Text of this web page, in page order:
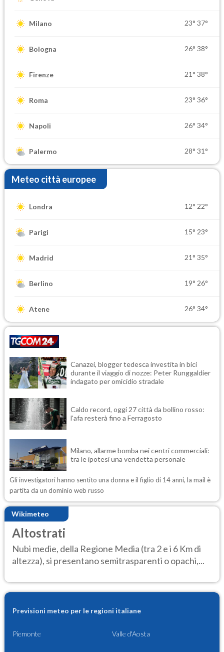
Milano 23° 37°
Bologna 26° 38°
Firenze 21° 38°
Roma 23° 36°
Napoli 26° 34°
Palermo 28° 31°
Meteo città europee
Londra 12° 22°
Parigi 15° 23°
Madrid 21° 35°
Berlino 19° 26°
Atene 26° 34°
Canazei, blogger tedesca investita in bici
durante il viaggio di nozze: Peter Runggaldier
indagato per omicidio stradale
Caldo record, oggi 27 città da bollino rosso:
l'afa resterà fino a Ferragosto
Milano, allarme bomba nei centri commerciali:
tra le ipotesi una vendetta personale
Gli investigatori hanno sentito una donna e il figlio di 14 anni, la mail è
partita da un dominio web russo
Wikimeteo
Altostrati
Nubi medie, della Regione Media (tra 2 e i 6 Km di
altezza), si presentano semitrasparenti o opachi,...
Previsioni meteo per le regioni italiane
Piemonte Valle d'Aosta